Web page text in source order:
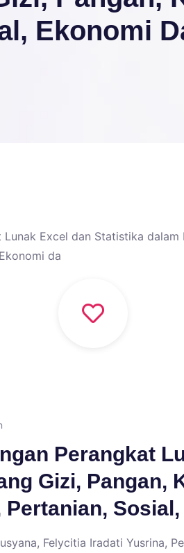
Ekonomi
Perangkat
Gizi, Pangan,
Felycitia Iradati Yusrina,